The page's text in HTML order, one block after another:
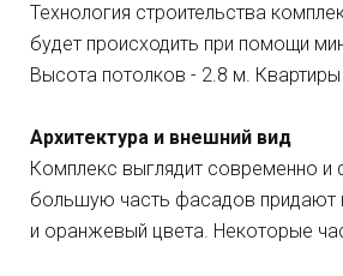
Технология строительства
будет происходить при помощи
Высота потолков - 2.8 м.
Архитектура и внешний вид
Комплекс выглядит современно
большую часть фасадов придают
и оранжевый цвета. Некоторые